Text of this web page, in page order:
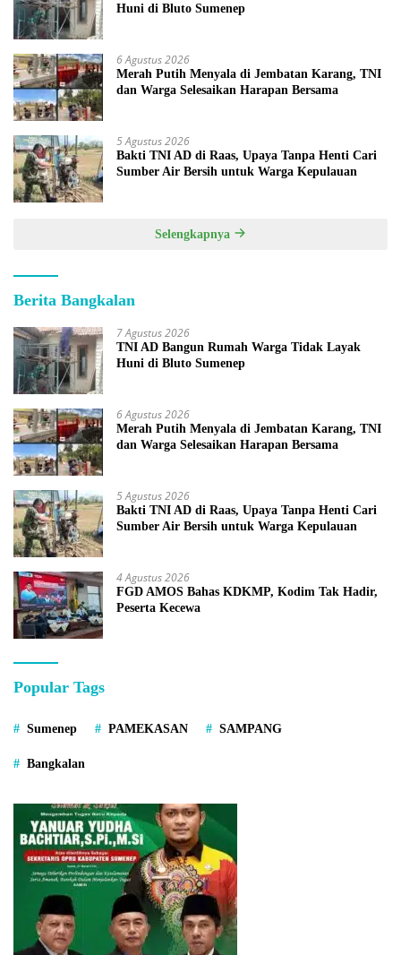
Huni di Bluto Sumenep
6 Agustus 2026
Merah Putih Menyala di Jembatan Karang, TNI
dan Warga Selesaikan Harapan Bersama
5 Agustus 2026
Bakti TNI AD di Raas, Upaya Tanpa Henti Cari
Sumber Air Bersih untuk Warga Kepulauan
Selengkapnya
Berita Bangkalan
7 Agustus 2026
TNI AD Bangun Rumah Warga Tidak Layak
Huni di Bluto Sumenep
6 Agustus 2026
Merah Putih Menyala di Jembatan Karang, TNI
dan Warga Selesaikan Harapan Bersama
5 Agustus 2026
Bakti TNI AD di Raas, Upaya Tanpa Henti Cari
Sumber Air Bersih untuk Warga Kepulauan
4 Agustus 2026
FGD AMOS Bahas KDKMP, Kodim Tak Hadir,
Peserta Kecewa
Popular Tags
Sumenep PAMEKASAN SAMPANG
Bangkalan